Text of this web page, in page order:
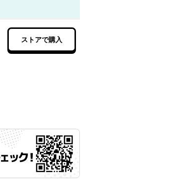
ストアで購入